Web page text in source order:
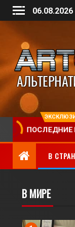
06.08.2026
ПОСЛЕДНИЕ
человека, тело
В
В МИРЕ